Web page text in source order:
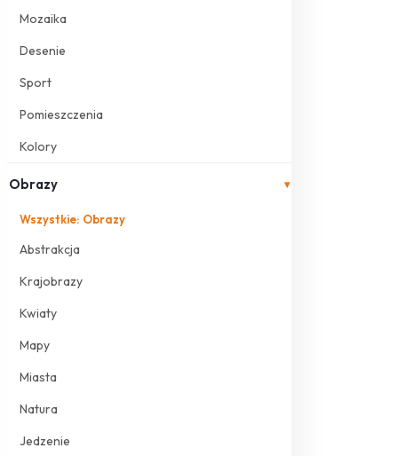
Mozaika
Desenie
Sport
Pomieszczenia
Kolory
Obrazy ▾
Wszystkie: Obrazy
Abstrakcja
Krajobrazy
Kwiaty
Mapy
Miasta
Natura
Jedzenie